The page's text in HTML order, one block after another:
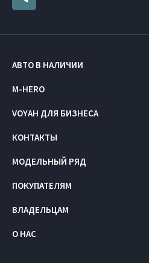
АВТО В НАЛИЧИИ
M-HERO
VOYAH ДЛЯ БИЗНЕСА
КОНТАКТЫ
МОДЕЛЬНЫЙ РЯД
ПОКУПАТЕЛЯМ
ВЛАДЕЛЬЦАМ
О НАС